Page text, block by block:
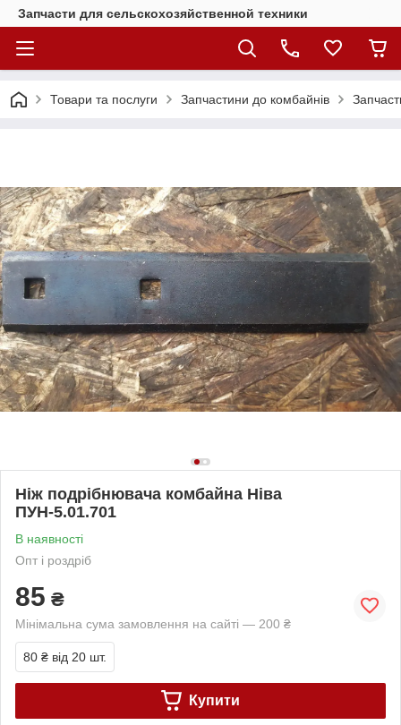
Запчасти для сельскохозяйственной техники
Товари та послуги Запчастини до комбайнів
Ніж подрібнювача комбайна Ніва
ПУН-5.01.701
В наявності
Опт і роздріб
85 ₴
Мінімальна сума замовлення на сайті — 200 ₴
80 ₴ від 20 шт.
Купити